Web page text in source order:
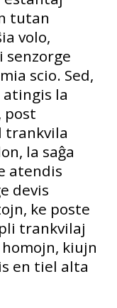
tutan
volo,
senzorge
scio. Sed,
atingis la
post
trankvila
la saĝa
atendis
devis
ke poste
trankvilaj
kiujn
en tiel alta